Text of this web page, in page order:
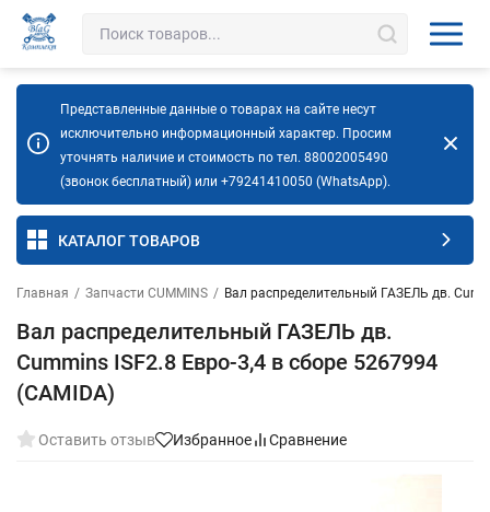
Представленные данные о товарах на сайте несут
исключительно информационный характер. Просим
уточнять наличие и стоимость по тел. 88002005490
(звонок бесплатный) или +79241410050 (WhatsApp).
КАТАЛОГ ТОВАРОВ
Главная / Запчасти CUMMINS / Вал распределительный ГАЗЕЛЬ дв.
Вал распределительный ГАЗЕЛЬ дв.
Cummins ISF2.8 Евро-3,4 в сборе 5267994
(CAMIDA)
Оставить отзыв Избранное Сравнение